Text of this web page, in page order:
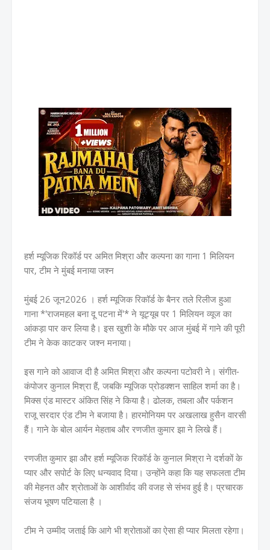
हर्श म्यूजिक रिकॉर्ड पर अमित मिश्रा और कल्पना का गाना 1 मिलियन
पार, टीम ने मुंबई मनाया जश्न
मुंबई 26 जून2026 । हर्श म्यूजिक रिकॉर्ड के बैनर तले रिलीज हुआ
गाना *'राजमहल बना दू पटना में'* ने यूट्यूब पर 1 मिलियन व्यूज का
आंकड़ा पार कर लिया है। इस खुशी के मौके पर आज मुंबई में गाने की पूरी
टीम ने केक काटकर जश्न मनाया।
इस गाने को आवाज दी है अमित मिश्रा और कल्पना पटोवरी ने। संगीत-
कंपोजर कुनाल मिश्रा हैं, जबकि म्यूजिक प्रोडक्शन साहिल शर्मा का है।
मिक्स एंड मास्टर अंकित सिंह ने किया है। ढोलक, तबला और पर्कशन
राजू सरदार एंड टीम ने बजाया है। हारमोनियम पर अखलाख हुसैन वारसी
हैं। गाने के बोल आर्यन मेहताब और रणजीत कुमार झा ने लिखे हैं।
रणजीत कुमार झा और हर्श म्यूजिक रिकॉर्ड के कुनाल मिश्रा ने दर्शकों के
प्यार और सपोर्ट के लिए धन्यवाद दिया। उन्होंने कहा कि यह सफलता टीम
की मेहनत और श्रोताओं के आशीर्वाद की वजह से संभव हुई है। प्रचारक
संजय भूषण पटियाला है ।
टीम ने उम्मीद जताई कि आगे भी श्रोताओं का ऐसा ही प्यार मिलता रहेगा।